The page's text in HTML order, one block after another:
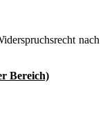
nach
Bereich)